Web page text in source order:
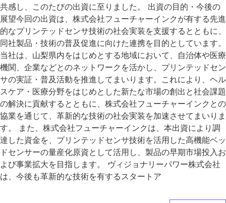
共感し、このたびの出資に至りました。 出資の目的・今後の
展望今回の出資は、株式会社フューチャーインクが有する先進
的なプリンテッドセンサ技術の社会実装を支援するとともに、
同社製品・技術の普及促進に向けた連携を目的としています。
当社は、山梨県内をはじめとする地域において、自治体や医療
機関、企業などとのネットワークを活かし、プリンテッドセン
サの実証・普及活動を推進してまいります。これにより、ヘル
スケア・医療分野をはじめとした新たな市場の創出と社会課題
の解決に貢献するとともに、株式会社フューチャーインクとの
協業を通じて、革新的な技術の社会実装を加速させてまいりま
す。 また、株式会社フューチャーインクは、本出資により調
達した資金を、プリンテッドセンサ技術を活用した高機能ベッ
ドセンサーの量産化原資として活用し、製品の早期市場投入お
よび事業拡大を目指します。 ヴィジョナリーパワー株式会社
は、今後も革新的な技術を有するスタートア